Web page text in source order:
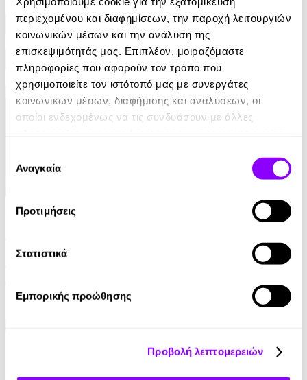
περιεχομένου και διαφημίσεων, την παροχή λειτουργιών
κοινωνικών μέσων και την ανάλυση της
επισκεψιμότητάς μας. Επιπλέον, μοιραζόμαστε
πληροφορίες που αφορούν τον τρόπο που
χρησιμοποιείτε τον ιστότοπό μας με συνεργάτες
κοινωνικών μέσων, διαφήμισης και αναλύσεων, οι
οποίοι ενδεχομένως να τις συνδυάσουν με άλλες
των υπηρεσιών τους.
συγκατάθεσης
Αναγκαία
Προτιμήσεις
Στατιστικά
Εμπορικής προώθησης
Προβολή λεπτομερειών
Εκδοτικοί οίκοι
Audiobook • 1 Credit
Kathryn Littlewood